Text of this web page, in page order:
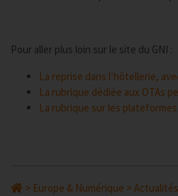
Pour aller plus loin sur le site du GNI :
La reprise dans l’hôtellerie,
La rubrique dédiée aux OTAs
La rubrique sur les
> Europe & Numérique >Actualités